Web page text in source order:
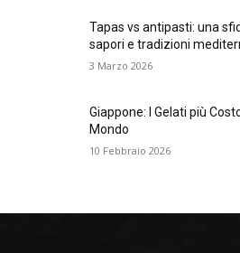
Tapas vs antipasti: una
sapori e tradizioni
3 Marzo 2026
Giappone: I Gelati più
Mondo
10 Febbraio 2026